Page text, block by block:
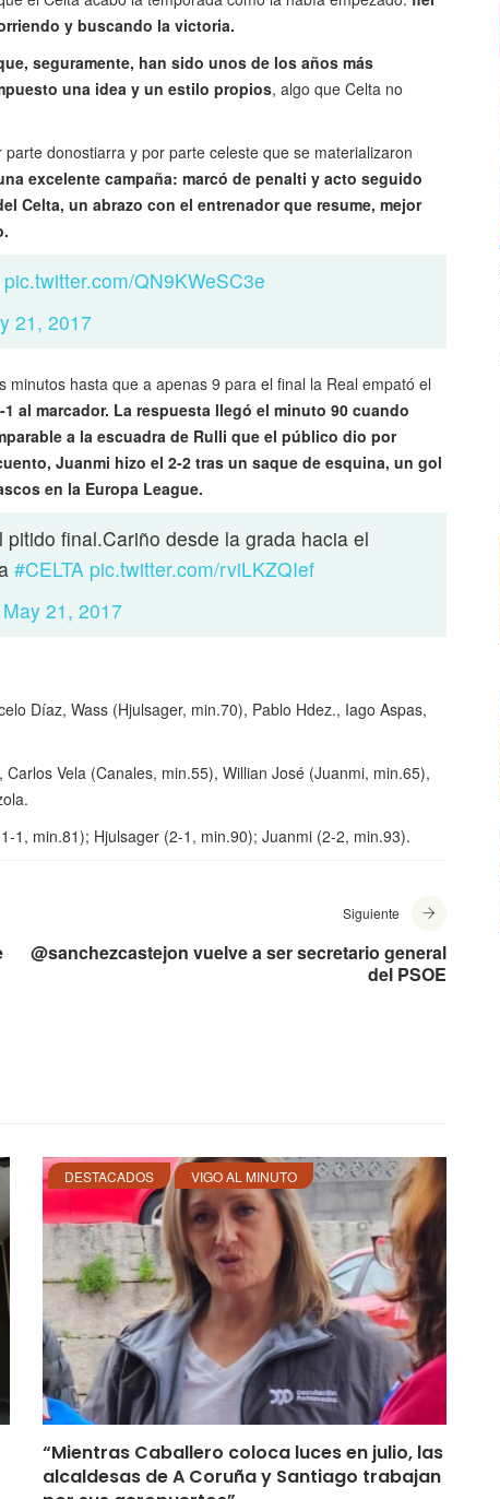
y buscando la victoria.
seguramente, han sido unos de los años más
una idea y un estilo propios, algo que Celta no
donostiarra y por parte celeste que se materializaron
excelente campaña: marcó de penalti y acto seguido
Celta, un abrazo con el entrenador que resume, mejor
pic.twitter.com/QN9KWeSC3e
21, 2017
hasta que a apenas 9 para el final la Real empató el
al marcador. La respuesta llegó el minuto 90 cuando
a la escuadra de Rulli que el público dio por
Juanmi hizo el 2-2 tras un saque de esquina, un gol
en la Europa League.
final.Cariño desde la grada hacia el
#CELTA pic.twitter.com/rviLKZQIef
May 21, 2017
Díaz, Wass (Hjulsager, min.70), Pablo Hdez., Iago Aspas,
Vela (Canales, min.55), Willian José (Juanmi, min.65),
1, min.81); Hjulsager (2-1, min.90); Juanmi (2-2, min.93).
Siguiente
@sanchezcastejon vuelve a ser secretario general
del PSOE
DESTACADOS VIGO AL MINUTO
“Mientras Caballero coloca luces en julio, las
alcaldesas de A Coruña y Santiago trabajan